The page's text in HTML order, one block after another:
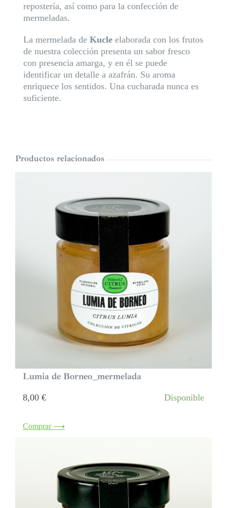
repostería, así como para la confección de
mermeladas.
La mermelada de Kucleelaborada con los frutos
de nuestra colección presenta un sabor fresco
con presencia amarga, y en él se puede
identificar un detalle a azafrán. Su aroma
enriquece los sentidos. Una cucharada nunca es
suficiente.
Productos relacionados
Lumia de Borneo_mermelada
8,00 € Disponible
Comprar ⟶